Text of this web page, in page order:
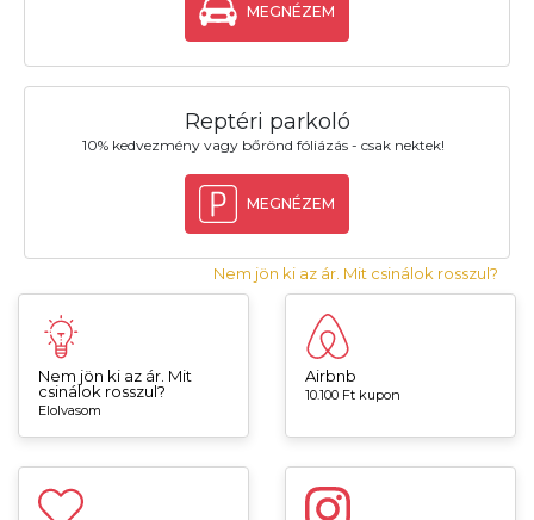
MEGNÉZEM
Reptéri parkoló
10% kedvezmény vagy bőrönd fóliázás - csak nektek!
MEGNÉZEM
Nem jön ki az ár. Mit csinálok rosszul?
Nem jön ki az ár. Mit
csinálok rosszul?
Elolvasom
Airbnb
10.100 Ft kupon